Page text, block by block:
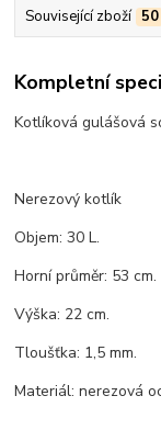
Související zboží 50
Kompletní
Kotlíková gulášová
Nerezový kotlík
Objem: 30 L.
Horní průměr: 53 cm.
Výška: 22 cm.
Tloušťka: 1,5 mm.
Materiál: nerezová